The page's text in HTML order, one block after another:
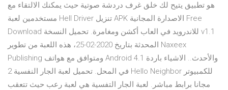
هو تطبيق يتيح لك خلق غرف دردشة صوتية حيث يمكنك الالتقاء مع
مستخدمين لعبة Hell Driver تنزيل APK الاصدارة المجانية Free
Download للاندرويد في العاب أكشن ومغامرة. تحميل النسخة v1.1
المحدثة بتاريخ 2020-02-25، هذه اللعبة من تطوير Naxeex
Publishing ومتوافق مع هواتف Android 4.1 والأحدث.. الاشياء باردة
في المحل. تحميل لعبة الجار النفسية 2 Hello Neighbor للكمبيوتر
مجانا برابط مباشر. لعبة الجار التفسية هي لعبة رعب حيث تتعقب